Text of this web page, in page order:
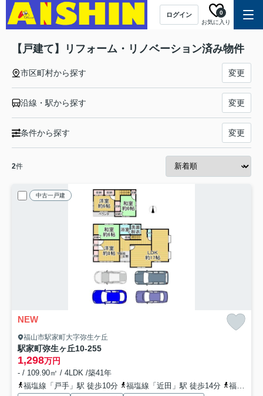
ログイン
お気に入り
0
【戸建て】リフォーム・リノベーション済み物件
市区町村から探す 変更
沿線・駅から探す 変更
条件から探す 変更
2件
中古一戸建
NEW
福山市駅家町大字弥生ケ丘
駅家町弥生ヶ丘10-255
1,298万円
- / 109.90㎡ / 4LDK /築41年
福塩線「戸手」駅 徒歩10分
福塩線「近田」駅 徒歩14分 福塩線「上戸手」駅 徒歩30分